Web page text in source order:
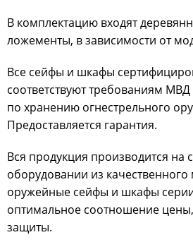
В комплектацию входят
ложементы, в зависимости от
Все сейфы и шкафы
соответствуют требованиям
по хранению огнестрельного
Предоставляется гарантия.
Вся продукция производится на
оборудовании из
оружейные сейфы и шкафы
оптимальное соотношение цены,
защиты.